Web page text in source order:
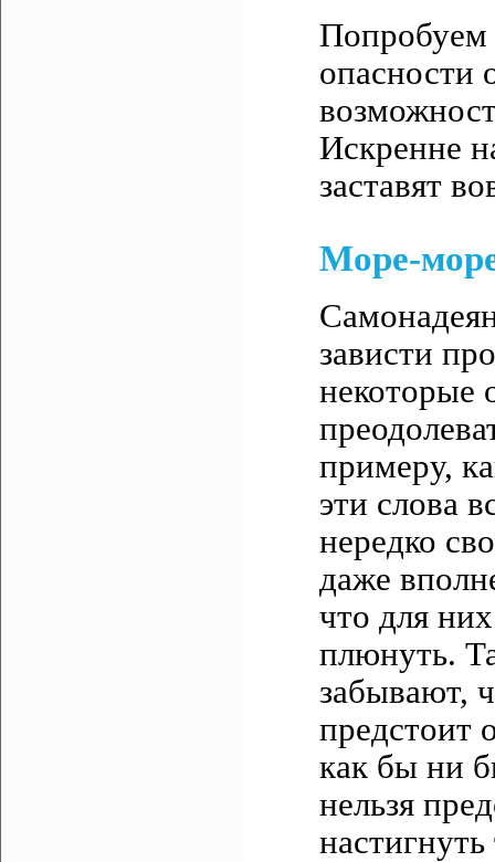
Попробуем
опасности
Искренне
заставят
Море-
зависти
некоторые
примеру,
эти слова
нередко
даже
что для
плюнуть.
забывают,
предстоит
как бы ни
нельзя